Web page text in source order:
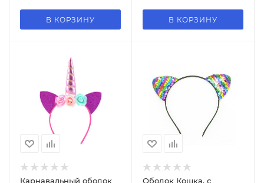
В КОРЗИНУ В КОРЗИНУ
Карнавальный ободок Ободок Кошка, с